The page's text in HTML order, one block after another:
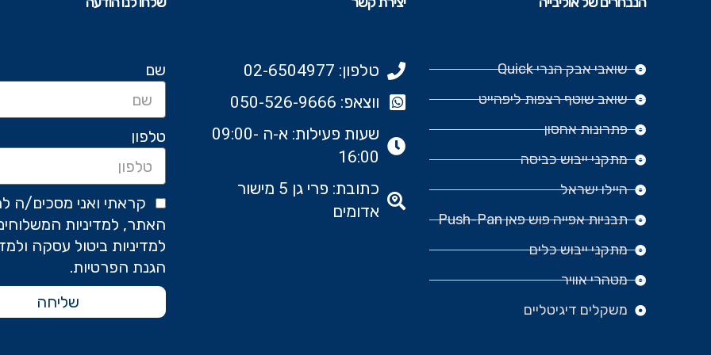
שואבי אבק הנרי Quick
שואב שוטף רצפות ליפהייט
פתרונות אחסון
מתקני ייבוש כביסה
היילו ישראל
תבניות אפייה פוש פאן Push-Pan
מתקני ייבוש כלים
מטהרי אוויר
משקלים דיגיטליים
טלפון: 02-6504977
ווצאפ: 050-526-9666‬
שעות פעילות: א-ה 09:00-
16:00
כתובת: פרי גן 5 מישור
אדומים
שם
טלפון
קראתי ואני מסכים/ה
האתר, למדיניות
למדיניות ביטול עסקה
הגנת הפרטיות.
שליחה